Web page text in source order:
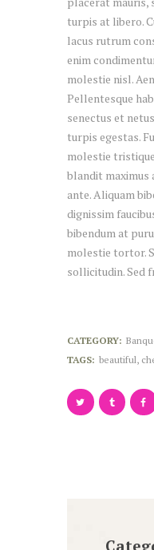
turpis at libero.
lacus rutrum
enim
molestie nisl.
Pellentesque
senectus et
turpis egestas.
molestie
blandit maximus
ante. Aliquam
dignissim
bibendum at
molestie tortor.
sollicitudin. Sed
CATEGORY:
TAGS: beautiful